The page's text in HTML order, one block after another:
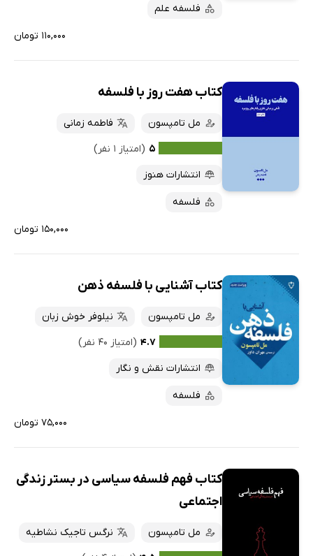
فلسفه علم
۱۱۰,۰۰۰ تومان
کتاب هفت روز با فلسفه
مل تامپسون
فاطمه زمانی
۵ (امتیاز ۱ نفر)
انتشارات هنوز
فلسفه
۱۵۰,۰۰۰ تومان
کتاب آشنایی با فلسفه‌ ذهن
مل تامپسون
نیلوفر خوش زبان
۴.۷ (امتیاز ۴۰ نفر)
انتشارات نقش و نگار
فلسفه
۷۵,۰۰۰ تومان
کتاب فهم فلسفه سیاسی در بستر زندگی
اجتماعی
مل تامپسون
نرگس تاجیک نشاطیه